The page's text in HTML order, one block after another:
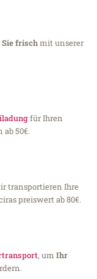
frischmit unserer
für Ihren
50€.
transportieren Ihre
preiswert ab 80€.
, um Ihr